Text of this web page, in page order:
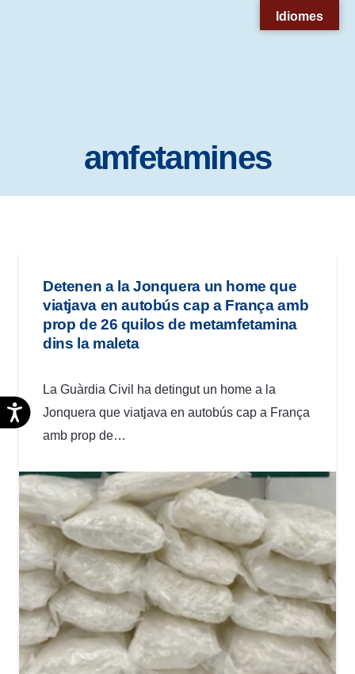
accesibilidad.
Accesibilidad
amfetamines
Detenen a la Jonquera un home que
viatjava en autobús cap a França amb
prop de 26 quilos de metamfetamina
dins la maleta
La Guàrdia Civil ha detingut un home a la
Jonquera que viatjava en autobús cap a França
amb prop de…
Idiomes